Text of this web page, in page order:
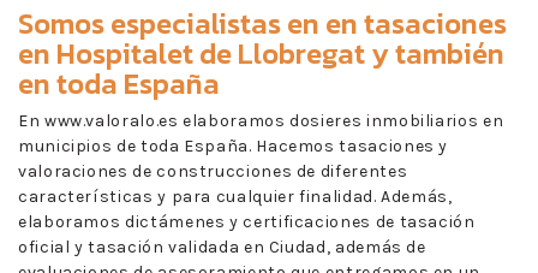
Somos especialistas en entasaciones
en Hospitalet de Llobregaty también
en toda España
En www.valoralo.es elaboramos dosieres inmobiliarios en
municipios de toda España. Hacemos tasaciones y
valoraciones de construcciones de diferentes
características y para cualquier finalidad. Además,
elaboramos dictámenes y certificaciones de tasación
oficial y tasación validada en Ciudad, además de